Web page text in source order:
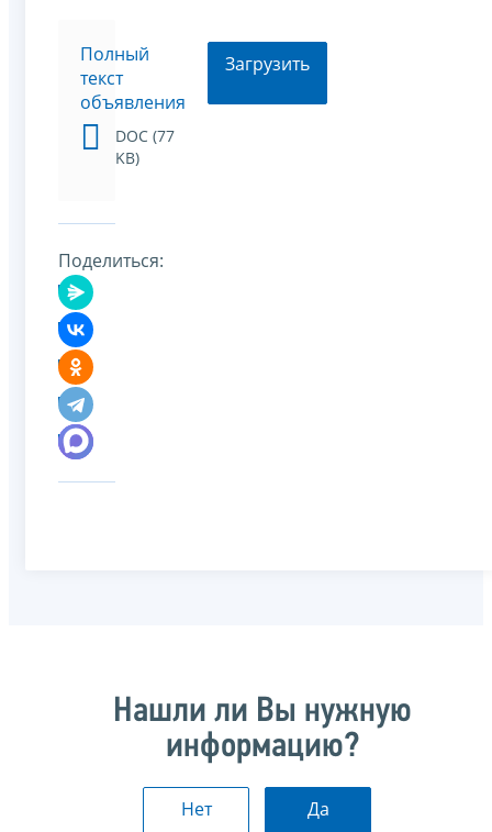
Полный
текст
объявления
DOC (77
KB)
Загрузить
Поделиться:
Нашли ли Вы нужную
информацию?
Нет Да